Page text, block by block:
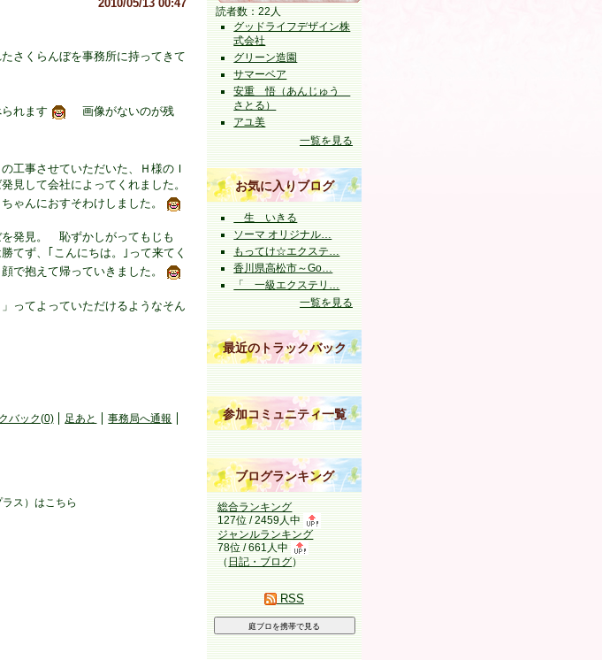
2010/05/13 00:47
さくらんぼを事務所に持ってきて
れます
画像がないのが残
工事させていただいた、Ｈ様のＩ
見して会社によってくれました。
ゃんにおすそわけしました。
発見。 恥ずかしがってもじも
てず、｢こんにちは。｣って来てく
で抱えて帰っていきました。
ってよっていただけるようなそん
バック(0) 足あと 事務局へ通報
ス）はこちら
読者数：22人
グッドライフデザイン株
式会社
グリーン造園
サマーベア
安重 悟（あんじゅう
さとる）
アユ美
一覧を見る
お気に入りブログ
生 いきる
ソーマ オリジナル…
もってけ☆エクステ…
香川県高松市～Go…
「 一級エクステリ…
一覧を見る
最近のトラックバック
参加コミュニティ一覧
ブログランキング
総合ランキング
127位 / 2459人中
ジャンルランキング
78位 / 661人中
（日記・ブログ）
RSS